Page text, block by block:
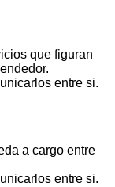
que figuran
entre si.
a cargo entre
entre si.